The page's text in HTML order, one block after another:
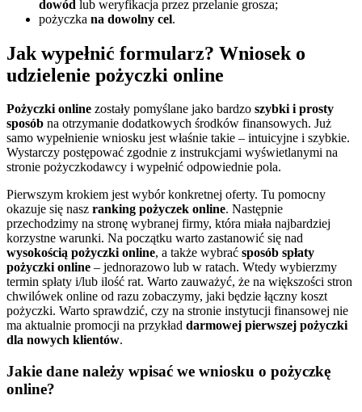
dowód lub weryfikacja przez przelanie grosza;
pożyczka na dowolny cel.
Jak wypełnić formularz? Wniosek o
udzielenie pożyczki online
Pożyczki online zostały pomyślane jako bardzo szybki i prosty
sposób na otrzymanie dodatkowych środków finansowych. Już
samo wypełnienie wniosku jest właśnie takie – intuicyjne i szybkie.
Wystarczy postępować zgodnie z instrukcjami wyświetlanymi na
stronie pożyczkodawcy i wypełnić odpowiednie pola.
Pierwszym krokiem jest wybór konkretnej oferty. Tu pomocny
okazuje się nasz ranking pożyczek online. Następnie
przechodzimy na stronę wybranej firmy, która miała najbardziej
korzystne warunki. Na początku warto zastanowić się nad
wysokością pożyczki online, a także wybrać sposób spłaty
pożyczki online – jednorazowo lub w ratach. Wtedy wybierzmy
termin spłaty i/lub ilość rat. Warto zauważyć, że na większości stron
chwilówek online od razu zobaczymy, jaki będzie łączny koszt
pożyczki. Warto sprawdzić, czy na stronie instytucji finansowej nie
ma aktualnie promocji na przykład darmowej pierwszej pożyczki
dla nowych klientów.
Jakie dane należy wpisać we wniosku o pożyczkę
online?